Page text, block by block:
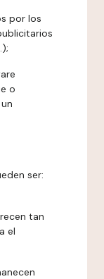
por los
o
ser:
tan
el